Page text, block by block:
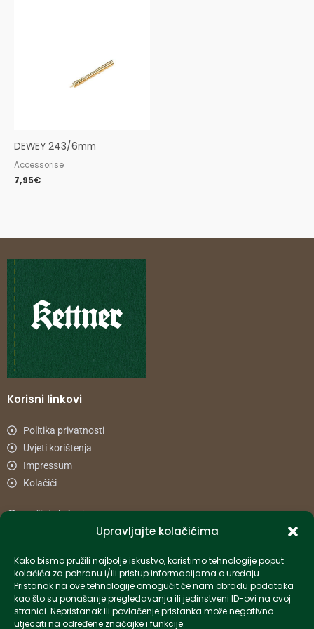
Upravljajte kolačićima
Kako bismo pružili najbolje iskustvo, koristimo tehnologije poput
kolačića za pohranu i/ili pristup informacijama o uređaju.
Pristanak na ove tehnologije omogućit će nam obradu podataka
kao što su ponašanje pregledavanja ili jedinstveni ID-ovi na ovoj
stranici. Nepristanak ili povlačenje pristanka može negativno
utjecati na određene značajke i funkcije.
DEWEY 243/6mm
Accessorise
7,95€
Korisni linkovi
Politika privatnosti
Uvjeti korištenja
Impressum
Kolačići
Načini plaćanja
Informacije
info-hr@kettner.com